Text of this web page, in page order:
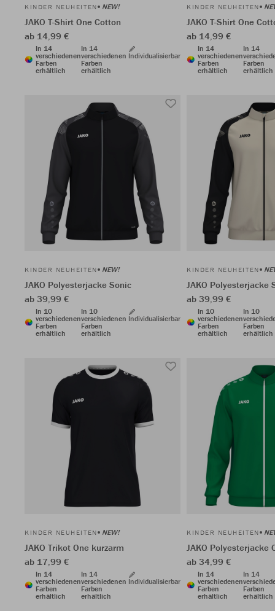
KINDER NEUHEITEN NEW!
JAKO T-Shirt One Cotton
ab 14,99 €
In 14
verschiedenen
Farben
erhältlich
In 14
verschiedenen
Farben
erhältlich
Individualisierbar
KINDER NEUHEITEN
JAKO T-Shirt One
ab 14,99 €
In 14
verschiedenen
Farben
erhältlich
In 14
Farben
erhältlich
KINDER NEUHEITEN NEW!
JAKO Polyesterjacke Sonic
ab 39,99 €
In 10
verschiedenen
Farben
erhältlich
In 10
verschiedenen
Farben
erhältlich
Individualisierbar
KINDER NEUHEITEN
JAKO Polyesterjacke
ab 39,99 €
In 10
verschiedenen
Farben
erhältlich
In 10
Farben
erhältlich
KINDER NEUHEITEN NEW!
JAKO Trikot One kurzarm
ab 17,99 €
In 14
verschiedenen
Farben
erhältlich
In 14
verschiedenen
Farben
erhältlich
Individualisierbar
KINDER NEUHEITEN
JAKO Polyesterjacke
ab 34,99 €
In 14
verschiedenen
Farben
erhältlich
In 14
Farben
erhältlich